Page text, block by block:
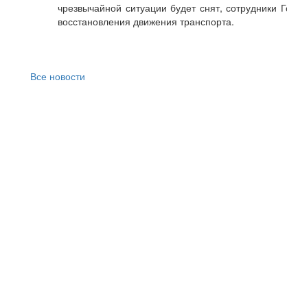
чрезвычайной ситуации будет снят,
восстановления движения транспорта.
Все новости